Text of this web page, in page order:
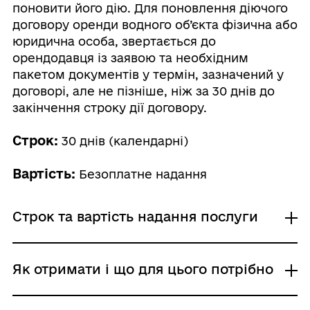
поновити його дію. Для поновлення діючого
договору оренди водного об’єкта фізична або
юридична особа, звертається до
орендодавця із заявою та необхідним
пакетом документів у термін, зазначений у
договорі, але не пізніше, ніж за 30 днів до
закінчення строку дії договору.
Строк: 30 днів (календарні)
Вартість: Безоплатне надання
Строк та вартість надання послуги
Звичайне надання
Як отримати і що для цього потрібно